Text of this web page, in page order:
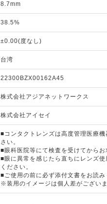
8.7mm
38.5%
±0.00(度なし)
台湾
22300BZX00162A45
株式会社アジアネットワークス
株式会社アイセイ
■コンタクトレンズは高度管理医療
さい。
■眼科医院等にて検査を受けてからお
■眼に異常を感じたら直ちにレンズ
ください。
■ご使用の前に必ず添付文書をお読み
※装用のイメージは個人差がござい